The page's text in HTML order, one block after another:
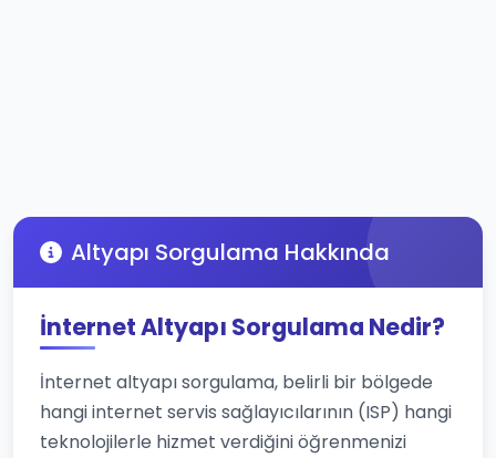
Altyapı Sorgulama Hakkında
İnternet Altyapı Sorgulama Nedir?
İnternet altyapı sorgulama, belirli bir bölgede
hangi internet servis sağlayıcılarının (ISP) hangi
teknolojilerle hizmet verdiğini öğrenmenizi